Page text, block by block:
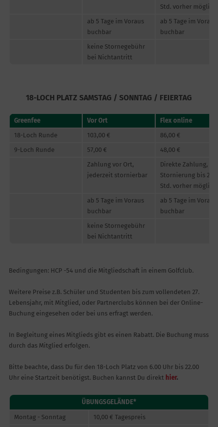
Std. vorher möglich
ab 5 Tage im Voraus
buchbar
ab 5 Tage im Voraus
buchbar
keine Stornegebühr
bei Nichtantritt
18-LOCH PLATZ SAMSTAG / SONNTAG / FEIERTAG
Greenfee Vor Ort
Flex online
18-Loch Runde
103,00 €
86,00 €
9-Loch Runde
57,00 €
48,00 €
Zahlung vor Ort,
jederzeit stornierbar
Direkte Zahlung,
Stornierung bis 24
Std. vorher möglich
ab 5 Tage im Voraus
buchbar
ab 5 Tage im Voraus
buchbar
keine Stornegebühr
bei Nichtantritt
Bedingungen: HCP -54 und die Mitgliedschaft in einem Golfclub.
Weitere Preise z.B. Schüler und Studenten bis zum vollendeten 27.
Lebensjahr, mit Mitglied, oder Partnerclubs können bei der Online-
Buchung eingesehen oder bei uns erfragt werden.
In Begleitung eines Mitglieds gibt es einen Rabatt. Die Buchung muss
durch das Mitglied erfolgen.
Bitte beachte, dass Du für den 18-Loch Platz von 6.00 Uhr bis 22.00
Uhr eine Startzeit benötigst. Buchen kannst Du direkt hier.
ÜBUNGSGELÄNDE*
Montag - Sonntag
10,00 € Tagespreis